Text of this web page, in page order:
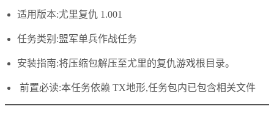
适用版本:尤里复仇 1.001
任务类别:盟军单兵作战任务
安装指南:将压缩包解压至尤里的复仇游戏根目录。
️ 前置必读:本任务依赖 TX地形,任务包内已包含相关文件